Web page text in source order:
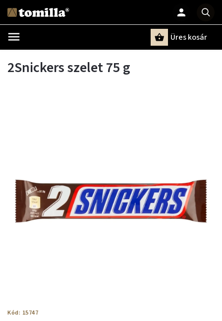
Üres kosár
2Snickers szelet 75 g
Kód: 15747